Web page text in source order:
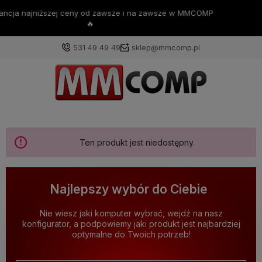
💪Darmowa dostawa już od 200zł 💪
531 49 49 49 sklep@mmcomp.pl
Ten produkt jest niedostępny.
Najlepszy wybór do Ciebie
Nie wiesz jaki komputer wybrać, wejdź na nasz
konfigurator, a podpowiemy jaki produkt jest najbardziej
optymalne do Twoich potrzeb!